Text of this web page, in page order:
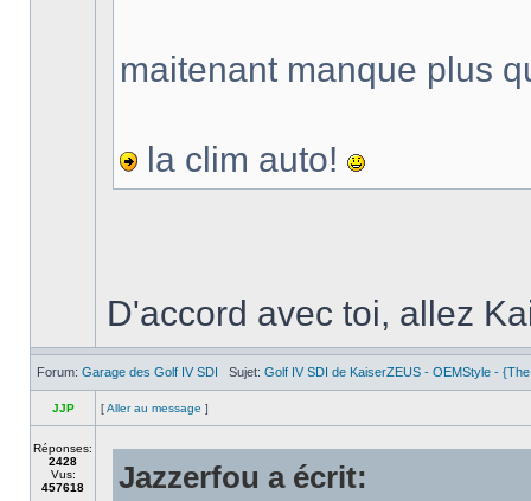
maitenant manque plus
la clim auto!
D'accord avec toi, allez
Forum: Garage des Golf IV SDI Sujet: Golf IV SDI de KaiserZEUS - OEMStyle -
JJP [Aller au message ]
Réponses:
2428
Vus:
457618
Jazzerfou a écrit: